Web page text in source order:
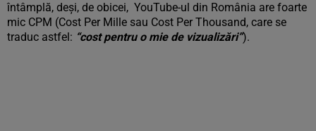
întâmplă, deși, de obicei, YouTube-ul din România are foarte
mic CPM (Cost Per Mille sau Cost Per Thousand, care se
traduc astfel: “cost pentru o mie de vizualizări”).